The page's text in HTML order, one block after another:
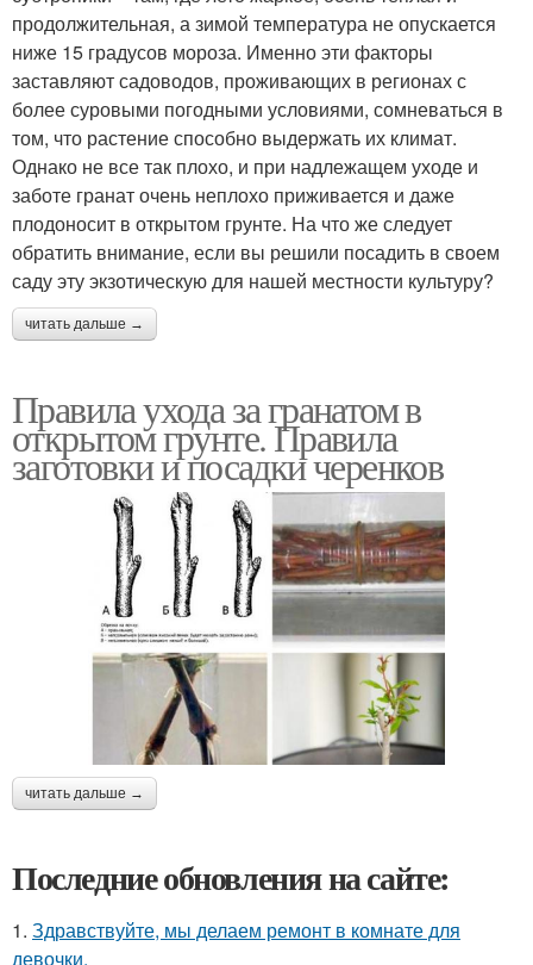
продолжительная, а зимой температура не опускается
ниже 15 градусов мороза. Именно эти факторы
заставляют садоводов, проживающих в регионах с
более суровыми погодными условиями, сомневаться в
том, что растение способно выдержать их климат.
Однако не все так плохо, и при надлежащем уходе и
заботе гранат очень неплохо приживается и даже
плодоносит в открытом грунте. На что же следует
обратить внимание, если вы решили посадить в своем
саду эту экзотическую для нашей местности культуру?
читать дальше →
Правила ухода за гранатом в
открытом грунте. Правила
заготовки и посадки черенков
читать дальше →
Последние обновления на сайте:
1. Здравствуйте, мы делаем ремонт в комнате для
девочки.